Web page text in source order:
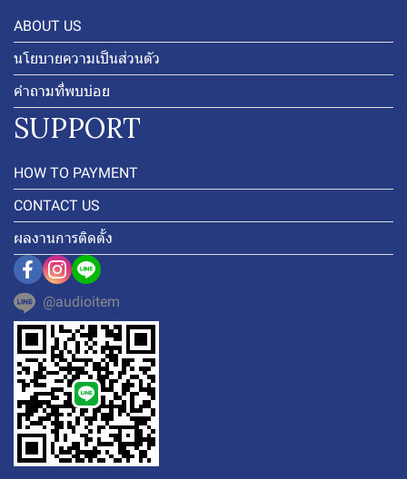
ABOUT US
นโยบายความเป็นส่วนตัว
คำถามที่พบบ่อย
SUPPORT
HOW TO PAYMENT
CONTACT US
ผลงานการติดตั้ง
@audioitem